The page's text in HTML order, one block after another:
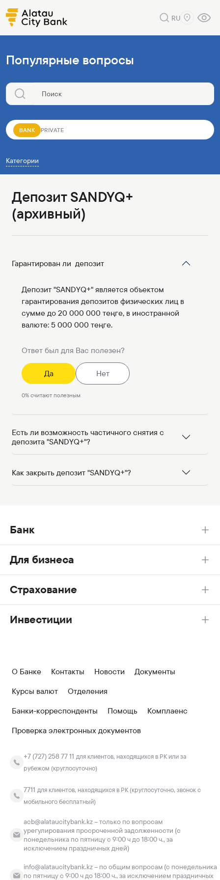
RU
Популярные вопросы
BANK PRIVATE
Категории
Депозит SANDYQ+
(архивный)
Гарантирован ли депозит
Депозит "SANDYQ+" является объектом
гарантирования депозитов физических лиц в
сумме до 20 000 000 теңге, в иностранной
валюте: 5 000 000 теңге.
Ответ был для Вас полезен?
Да Нет
0%считают полезным
Есть ли возможность частичного снятия с
депозита "SANDYQ+"?
Как закрыть депозит "SANDYQ+"?
Банк
Для бизнеса
Страхование
Инвестиции
О Банке Контакты Новости
Документы
Курсы валют
Отделения
Банки-корреспонденты
Помощь
Комплаенс
Проверка электронных документов
+7 (727) 258 77 11 для клиентов, находящихся в РК или за
рубежом (круглосуточно)
7711 для клиентов, находящихся в РК (круглосуточно, звонок с
мобильного бесплатный)
acb@alataucitybank.kz – только по вопросам
урегулирования просроченной задолженности (с
понедельника по пятницу с 9:00 ч до 18:00 ч., за
исключением праздничных дней)
info@alataucitybank.kz – по общим вопросам (с понедельника
по пятницу с 9:00 ч до 18:00 ч., за исключением праздничных